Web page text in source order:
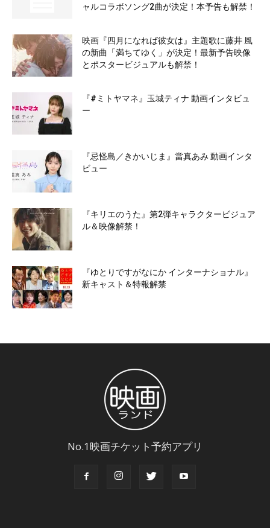
ャルコラボソング2曲が決定！本予告も解禁！
映画『四月になれば彼女は』主題歌に藤井 風
の新曲「満ちてゆく」が決定！最新予告映像
とポスタービジュアルも解禁！
『#ミトヤマネ』玉城ティナ 動画インタビュ
ー
『忌怪島／きかいじま』當真あみ 動画インタ
ビュー
『キリエのうた』第2弾キャラクタービジュア
ル＆映像解禁！
『ゆとりですがなにか インターナショナル』
新キャスト＆特報解禁
No.1映画チケット予約アプリ